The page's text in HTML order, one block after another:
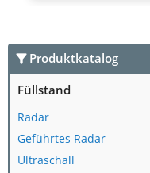
Produktkatalog
Füllstand
Radar
Geführtes Radar
Ultraschall